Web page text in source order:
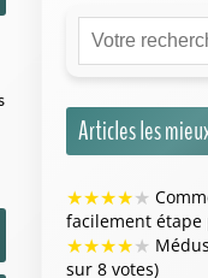
Articles les
★★★★★
★★★★★
sur 8 votes)
★★★★★
de tigre fascine-